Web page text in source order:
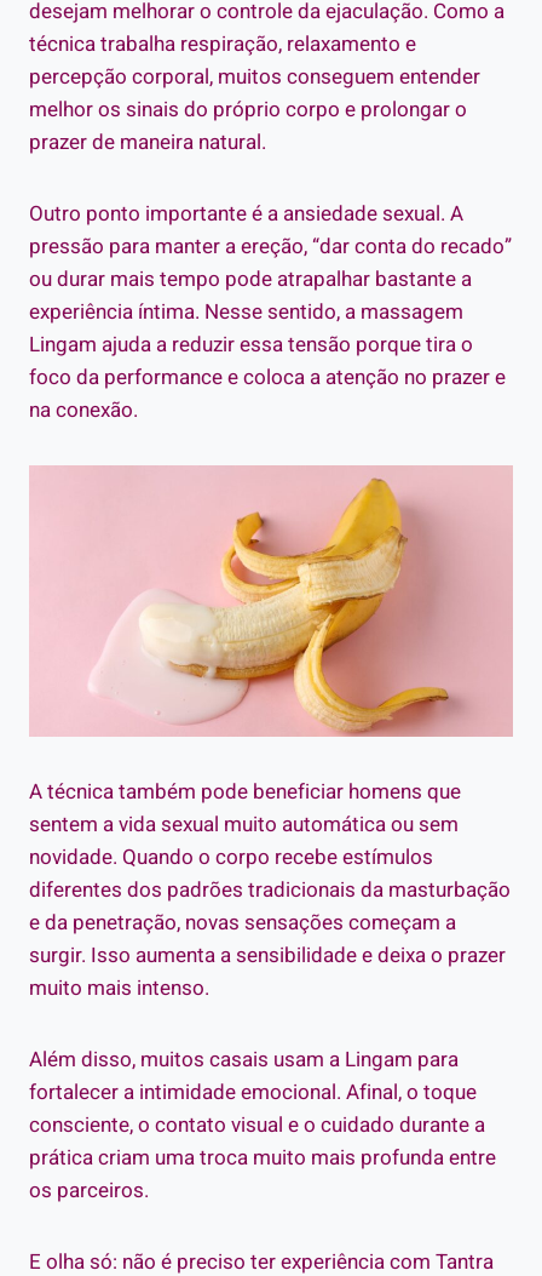
desejam melhorar o controle da ejaculação. Como a
técnica trabalha respiração, relaxamento e
percepção corporal, muitos conseguem entender
melhor os sinais do próprio corpo e prolongar o
prazer de maneira natural.
Outro ponto importante é a ansiedade sexual. A
pressão para manter a ereção, “dar conta do recado”
ou durar mais tempo pode atrapalhar bastante a
experiência íntima. Nesse sentido, a massagem
Lingam ajuda a reduzir essa tensão porque tira o
foco da performance e coloca a atenção no prazer e
na conexão.
A técnica também pode beneficiar homens que
sentem a vida sexual muito automática ou sem
novidade. Quando o corpo recebe estímulos
diferentes dos padrões tradicionais da masturbação
e da penetração, novas sensações começam a
surgir. Isso aumenta a sensibilidade e deixa o prazer
muito mais intenso.
Além disso, muitos casais usam a Lingam para
fortalecer a intimidade emocional. Afinal, o toque
consciente, o contato visual e o cuidado durante a
prática criam uma troca muito mais profunda entre
os parceiros.
E olha só: não é preciso ter experiência com Tantra